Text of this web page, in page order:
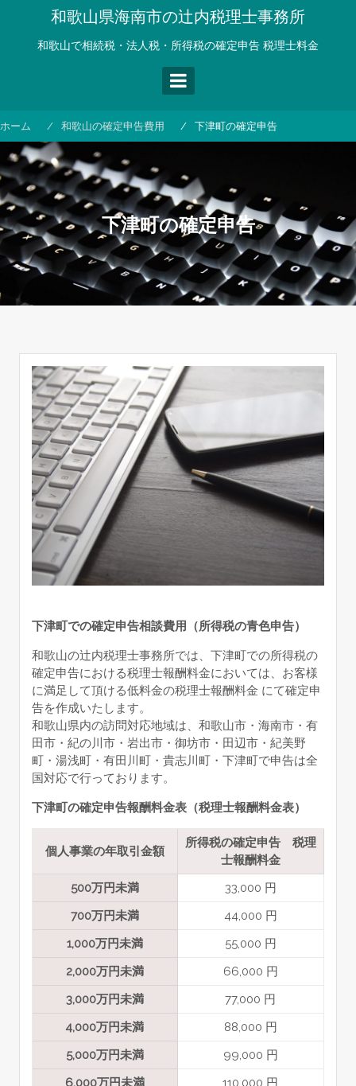
キ
プ
和歌山県海南市の辻内税理士事務所
和歌山で相続税・法人税・所得税の確定申告 税理士料金
ホーム 和歌山の確定申告費用 下津町の確定申告
下津町の確定申告
下津町での確定申告相談費用（所得税の青色申告）
和歌山の辻内税理士事務所では、下津町での所得税の
確定申告における税理士報酬料金においては、お客様
に満足して頂ける低料金の税理士報酬料金 にて確定申
告を作成いたします。
和歌山県内の訪問対応地域は、和歌山市・海南市・有
田市・紀の川市・岩出市・御坊市・田辺市・紀美野
町・湯浅町・有田川町・貴志川町・下津町で申告は全
国対応で行っております。
下津町の確定申告報酬料金表（税理士報酬料金表）
個人事業の年取引金額
所得税の確定申告 税理
士報酬料金
500万円未満
33,000 円
700万円未満
44,000 円
1,000万円未満
55,000 円
2,000万円未満
66,000 円
3,000万円未満
77,000 円
4,000万円未満
88,000 円
5,000万円未満
99,000 円
6,000万円未満
110,000 円